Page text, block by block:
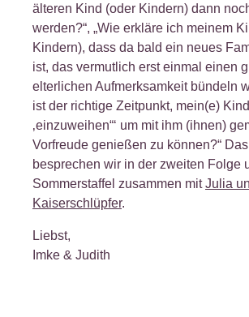
älteren Kind (oder Kindern) dann
werden?“, „Wie erkläre ich meinem
Kindern), dass da bald ein neues
ist, das vermutlich erst einmal einen
elterlichen Aufmerksamkeit bündeln
ist der richtige Zeitpunkt, mein(e)
‚einzuweihen“‘ um mit ihm (ihnen)
Vorfreude genießen zu können?“
besprechen wir in der zweiten Folge
Sommerstaffel zusammen mitJulia
Kaiserschlüpfer.
Liebst,
Imke & Judith